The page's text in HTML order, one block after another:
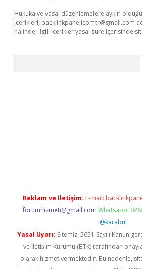
Hukuka ve yasal düzenlemelere aykırı
içerikleri, backlinkpanelicomtr@gmail.com
halinde, ilgili içerikler yasal süre içerisinde
Reklam ve İletişim: E-mail:
forumhizmeti@gmail.com Whatsapp:
@karabul
Yasal Uyarı: Sitemiz, 5651 Sayılı Kanun
ve İletişim Kurumu (BTK) tarafından
olarak hizmet vermektedir. Bu nedenle,